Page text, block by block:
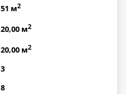
51 м2
20,00 м2
20,00 м2
3
8